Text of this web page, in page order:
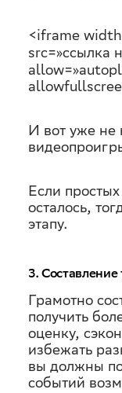
<iframe
src=»ссылка
И вот уже не
Если
осталось,
этапу.
3. Составление
Грамотно
получить
оценку,
избежать
вы должны
событий